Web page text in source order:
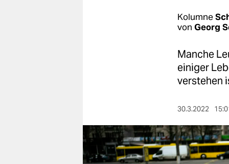
verlag
verlag
Kolumne
von Georg
Manche
einiger
verstehen
30.3.2022